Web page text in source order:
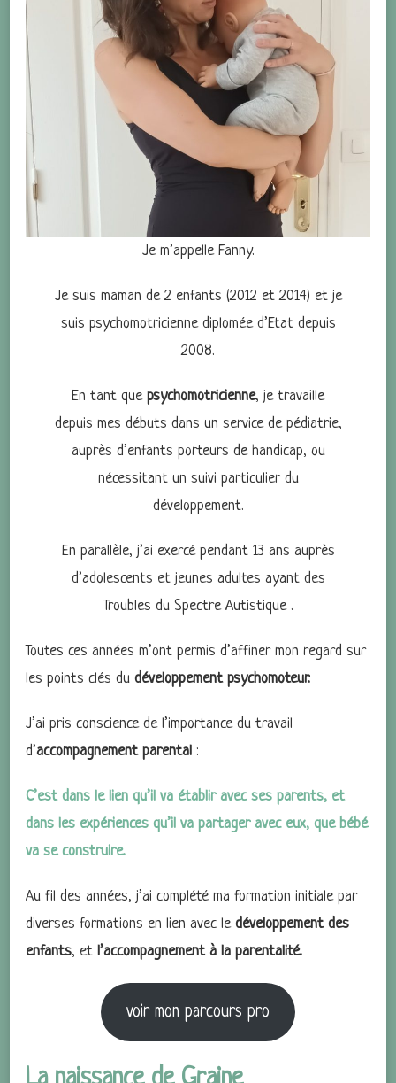
Je m’appelle Fanny.
Je suis maman de 2 enfants (2012 et 2014) et je
suis psychomotricienne diplomée d’Etat depuis
2008.
En tant que psychomotricienne, je travaille
depuis mes débuts dans un service de pédiatrie,
auprès d’enfants porteurs de handicap, ou
nécessitant un suivi particulier du
développement.
En parallèle, j’ai exercé pendant 13 ans auprès
d’adolescents et jeunes adultes ayant des
Troubles du Spectre Autistique .
Toutes ces années m’ont permis d’affiner mon regard sur
les points clés du développement psychomoteur.
J’ai pris conscience de l’importance du travail
d’accompagnement parental :
C’est dans le lien qu’il va établir avec ses parents, et
dans les expériences qu’il va partager avec eux, que bébé
va se construire.
Au fil des années, j’ai complété ma formation initiale par
diverses formations en lien avec le développement des
enfants, et l’accompagnement à la parentalité.
voir mon parcours pro